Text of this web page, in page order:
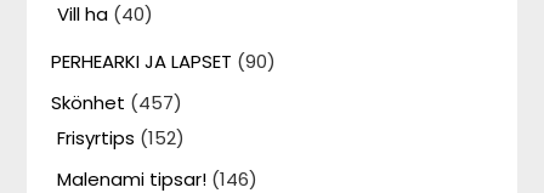
Vill ha (40)
PERHEARKI JA LAPSET (90)
Skönhet (457)
Frisyrtips (152)
Malenami tipsar! (146)